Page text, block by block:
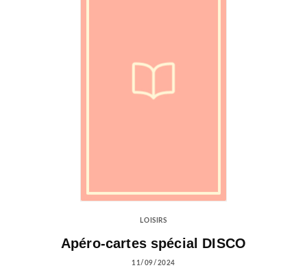
LOISIRS
Apéro-cartes spécial DISCO
11/09/2024